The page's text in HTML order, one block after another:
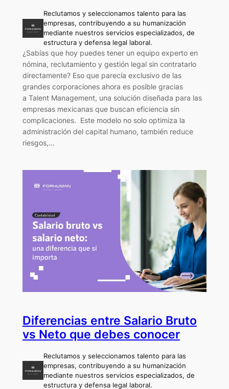
Reclutamos y seleccionamos talento para las
empresas, contribuyendo a su humanización
mediante nuestros servicios especializados, de
estructura y defensa legal laboral.
¿Sabías que hoy puedes tener un equipo experto en
nómina, reclutamiento y gestión legal sin contratarlo
directamente? Eso que parecía exclusivo de las
grandes corporaciones ahora es posible gracias
a Talent Management, una solución diseñada para las
empresas mexicanas que buscan eficiencia sin
complicaciones. Este modelo no solo optimiza la
administración del capital humano, también reduce
riesgos,…
Diferencias entre Salario Bruto
vs Neto que debes conocer
Reclutamos y seleccionamos talento para las
empresas, contribuyendo a su humanización
mediante nuestros servicios especializados, de
estructura y defensa legal laboral.